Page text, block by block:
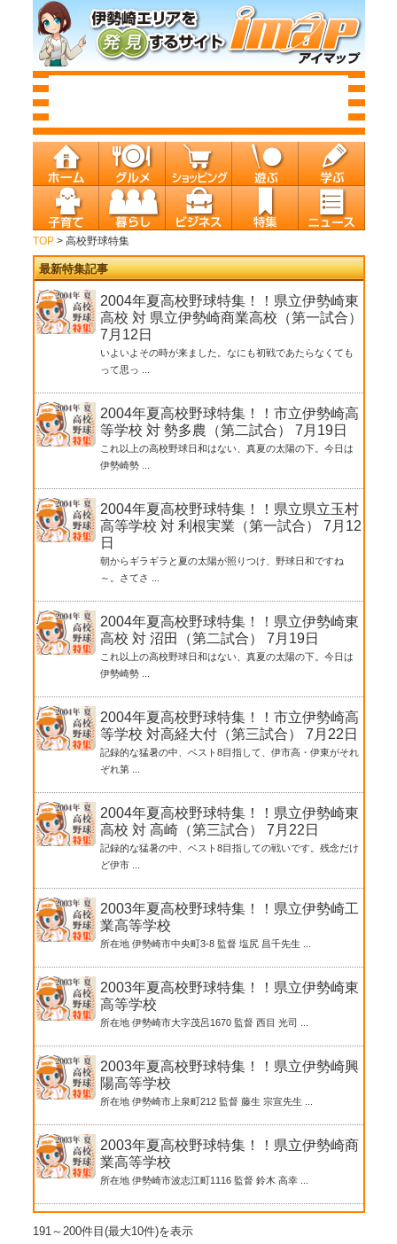
TOP> 高校野球特集
最新特集記事
2004年夏高校野球特集！！県立伊勢崎東
高校 対 県立伊勢崎商業高校（第一試合）
7月12日
いよいよその時が来ました。なにも初戦であたらなくても
って思っ ...
2004年夏高校野球特集！！市立伊勢崎高
等学校 対 勢多農（第二試合） 7月19日
これ以上の高校野球日和はない、真夏の太陽の下。今日は
伊勢崎勢 ...
2004年夏高校野球特集！！県立県立玉村
高等学校 対 利根実業（第一試合） 7月12
日
朝からギラギラと夏の太陽が照りつけ、野球日和ですね
～。さてさ ...
2004年夏高校野球特集！！県立伊勢崎東
高校 対 沼田（第二試合） 7月19日
これ以上の高校野球日和はない、真夏の太陽の下。今日は
伊勢崎勢 ...
2004年夏高校野球特集！！市立伊勢崎高
等学校 対高経大付（第三試合） 7月22日
記録的な猛暑の中、ベスト8目指して、伊市高・伊東がそれ
ぞれ第 ...
2004年夏高校野球特集！！県立伊勢崎東
高校 対 高崎（第三試合） 7月22日
記録的な猛暑の中、ベスト8目指しての戦いです。残念だけ
ど伊市 ...
2003年夏高校野球特集！！県立伊勢崎工
業高等学校
所在地 伊勢崎市中央町3-8 監督 塩尻 昌千先生 ...
2003年夏高校野球特集！！県立伊勢崎東
高等学校
所在地 伊勢崎市大字茂呂1670 監督 西目 光司 ...
2003年夏高校野球特集！！県立伊勢崎興
陽高等学校
所在地 伊勢崎市上泉町212 監督 藤生 宗宣先生 ...
2003年夏高校野球特集！！県立伊勢崎商
業高等学校
所在地 伊勢崎市波志江町1116 監督 鈴木 高幸 ...
191～200件目(最大10件)を表示